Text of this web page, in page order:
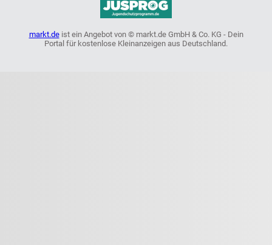
markt.deist ein Angebot von © markt.de GmbH & Co. KG - Dein
Portal für kostenlose Kleinanzeigen aus Deutschland.